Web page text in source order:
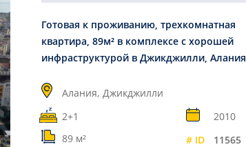
Готовая к проживанию, трехкомнатная
квартира, 89м² в комплексе с хорошей
инфраструктурой в Джикджилли, Алания
Алания, Джикджилли
2+1
2010
89 м²
# ID 11565